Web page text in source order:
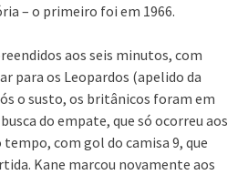
– o primeiro foi em 1966.
aos seis minutos, com
para os Leopardos (apelido da
o susto, os britânicos foram em
do empate, que só ocorreu aos
com gol do camisa 9, que
Kane marcou novamente aos